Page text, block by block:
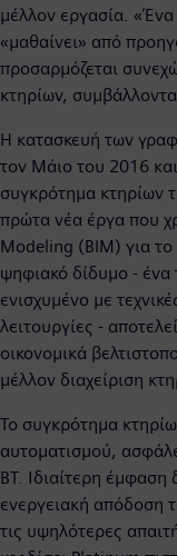
μέλλον εργασία. «Ένα
«μαθαίνει» από
προσαρμόζεται
κτηρίων,
Η κατασκευή των
τον Μάιο του 2016
συγκρότημα κτηρίων
πρώτα νέα έργα που
Modeling (BIM) για το
ψηφιακό δίδυμο - ένα
ενισχυμένο με
λειτουργίες -
οικονομικά
μέλλον διαχείριση
Το συγκρότημα
αυτοματισμού,
BT. Ιδιαίτερη έμφαση
ενεργειακή απόδοση
τις υψηλότερες